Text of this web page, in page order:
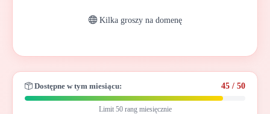
Kilka groszy na domenę
Dostępne w tym miesiącu: 45 / 50
Limit 50 rang miesięcznie